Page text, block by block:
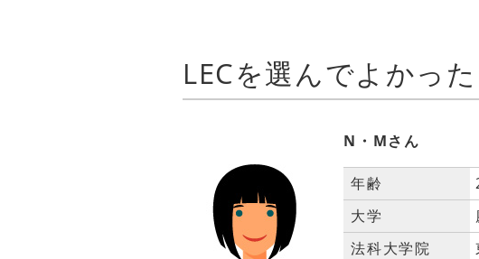
LECを選んでよかった
N・Mさん
年齢
大学
法科大学院